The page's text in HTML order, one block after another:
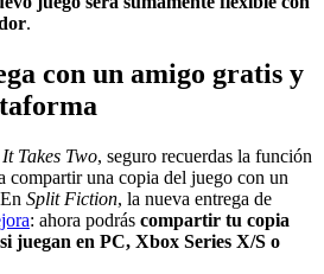
.
con un amigo gratis y
It Takes Two, seguro recuerdas la función
compartir una copia del juego con un
Split Fiction, la nueva entrega de
: ahora podrás compartir tu copia
juegan en PC, Xbox Series X/S o